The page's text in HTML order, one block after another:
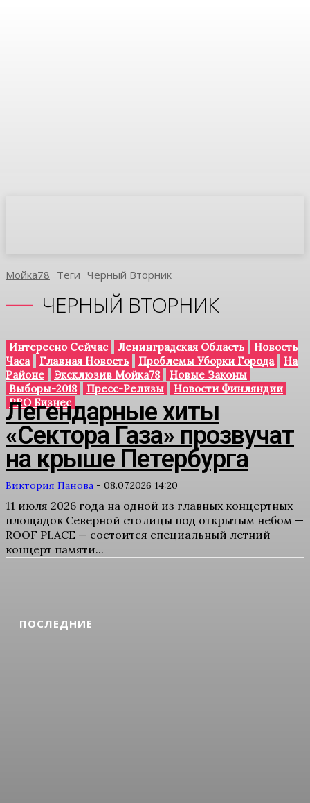
ПОСЛЕДНИЕ
Мойка78 Теги Черный Вторник
ЧЕРНЫЙ ВТОРНИК
Интересно Сейчас Ленинградская Область
Новость
Часа
Главная Новость Проблемы Уборки Города
На
Районе
Эксклюзив Мойка78
Новые Законы
Выборы-2018
Пресс-Релизы
Новости Финляндии
PRO Бизнес
Легендарные хиты
«Сектора Газа» прозвучат
на крыше Петербурга
Виктория Панова - 08.07.2026 14:20
11 июля 2026 года на одной из главных концертных
площадок Северной столицы под открытым небом —
ROOF PLACE — состоится специальный летний
концерт памяти...